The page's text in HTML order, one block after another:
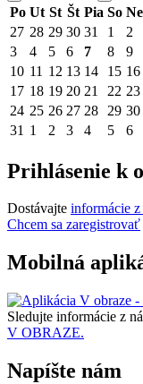
Po Ut St Št Pia So Ne
27 28 29 30 31 1
2
3
4 5 6 7 8
9
10 11 12 13 14 15 16
17 18 19 20 21 22 23
24 25 26 27 28 29 30
31 1 2 3 4 5 6
Prihlásenie k
Dostávajte informácie
Chcem sa zaregistrovať
Mobilná
Sledujte informácie z
V OBRAZE.
Napíšte nám